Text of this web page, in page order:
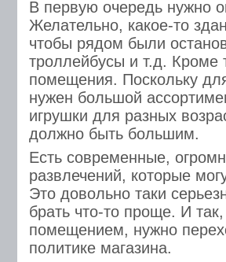
В первую очередь нужно
Желательно, какое-то
чтобы рядом были
троллейбусы и т.д. Кроме
помещения. Поскольку
нужен большой
игрушки для разных
должно быть большим.
Есть современные,
развлечений, которые
Это довольно таки
брать что-то проще. И
помещением, нужно
политике магазина.